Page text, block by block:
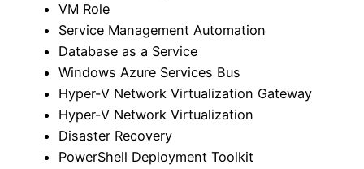
VM Role
Service Management Automation
Database as a Service
Windows Azure Services Bus
Hyper-V Network Virtualization Gateway
Hyper-V Network Virtualization
Disaster Recovery
PowerShell Deployment Toolkit